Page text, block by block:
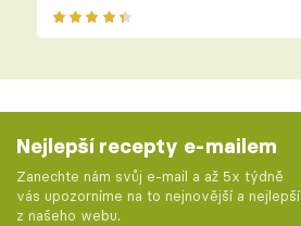
Nejlepší recepty e-mailem
Zanechte nám svůj e-mail a až 5x týdně
vás upozorníme na to nejnovější a nejlepší
z našeho webu.